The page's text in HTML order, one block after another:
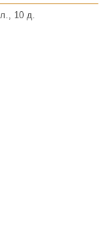
10 д.